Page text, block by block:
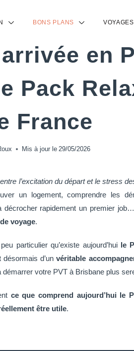
BONS PLANS VOYAGES
en PVT à Brisbane avec le Pack Relax de
en
Pack
France
Mis à jour le 29/05/2026
l’excitation du départ et le stress
un logement, comprendre les
rapidement un premier
voyage.
particulier qu’existe aujourd’hui le
désormais d’unvéritable
démarrer votre PVT à Brisbane plus
ce que comprend aujourd’hui le
être utile.